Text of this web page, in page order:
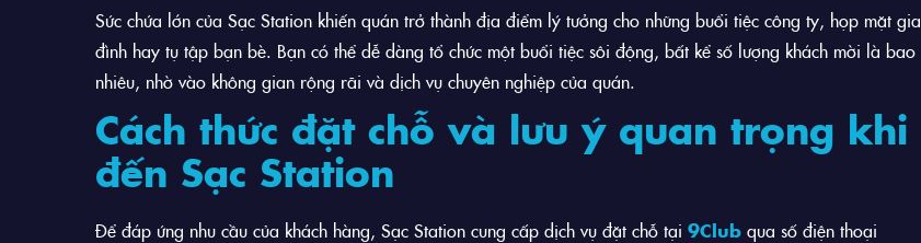
Sức chứa lớn của Sạc Station khiến quán trở thành địa điểm lý tưởng cho những buổi tiệc công ty, họp mặt gia
đình hay tụ tập bạn bè. Bạn có thể dễ dàng tổ chức một buổi tiệc sôi động, bất kể số lượng khách mời là bao
nhiêu, nhờ vào không gian rộng rãi và dịch vụ chuyên nghiệp của quán.
Cách thức đặt chỗ và lưu ý quan trọng khi
đến Sạc Station
Để đáp ứng nhu cầu của khách hàng, Sạc Station cung cấp dịch vụ đặt chỗ tại 9Club qua số điện thoại